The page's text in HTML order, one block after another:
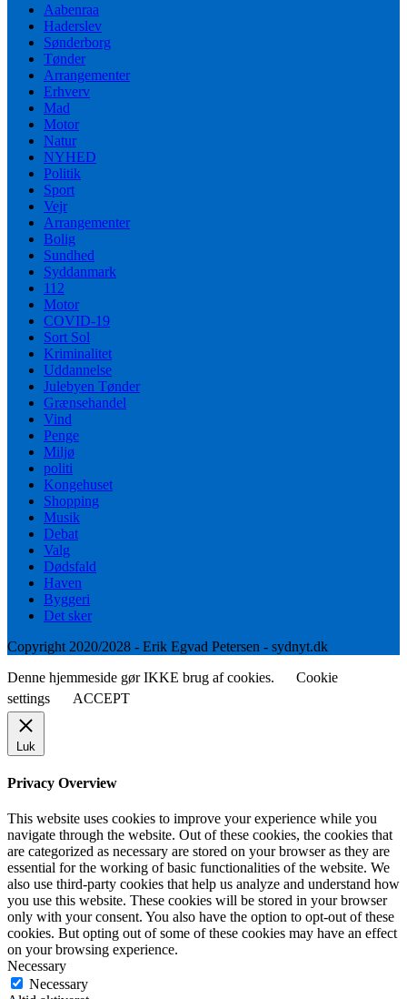
Aabenraa
Haderslev
Sønderborg
Tønder
Arrangementer
Erhverv
Mad
Motor
Natur
NYHED
Politik
Sport
Vejr
Arrangementer
Bolig
Sundhed
Syddanmark
112
Motor
COVID-19
Sort Sol
Kriminalitet
Uddannelse
Julebyen Tønder
Grænsehandel
Vind
Penge
Miljø
politi
Kongehuset
Shopping
Musik
Debat
Valg
Dødsfald
Haven
Byggeri
Det sker
Copyright 2020/2028 - Erik Egvad Petersen - sydnyt.dk
Denne hjemmeside gør IKKE brug af cookies.
Cookie
settings
ACCEPT
Luk
Privacy Overview
This website uses cookies to improve your experience while you
navigate through the website. Out of these cookies, the cookies that
are categorized as necessary are stored on your browser as they are
essential for the working of basic functionalities of the website. We
also use third-party cookies that help us analyze and understand how
you use this website. These cookies will be stored in your browser
only with your consent. You also have the option to opt-out of these
cookies. But opting out of some of these cookies may have an effect
on your browsing experience.
Necessary
Necessary